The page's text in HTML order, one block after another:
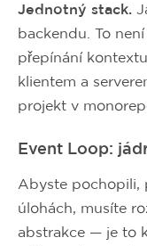
Jednotný stack.
backendu. To
přepínání
klientem a
projekt v
Event Loop:
Abyste pochopili,
úlohách, musíte
abstrakce — je to